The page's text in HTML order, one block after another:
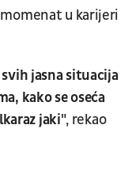
u karijeri
jasna situacija
kako se oseća
jaki", rekao